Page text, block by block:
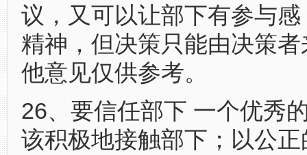
议，又可以让部下有参与
精神，但决策只能由决策
他意见仅供参考。
26、要信任部下 一个优秀
该积极地接触部下；以公